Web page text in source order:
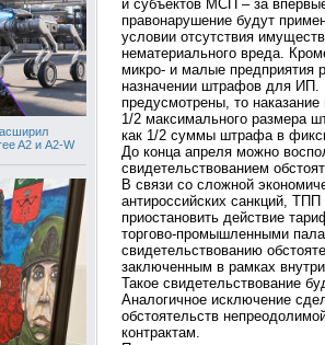
A2 и A2-W
и субъектов МСП – за
правонарушение будут
условии отсутствия
нематериального вреда.
микро- и малые предприятия
назначении штрафов для
предусмотрены, то
1/2 максимального размера
как 1/2 суммы штрафа в
До конца апреля можно
свидетельствованием
В связи со сложной
антироссийских санкций,
приостановить действие
торгово-промышленными
свидетельствованию
заключенным в рамках
Такое свидетельствование
Аналогичное исключение
обстоятельств
контрактам.